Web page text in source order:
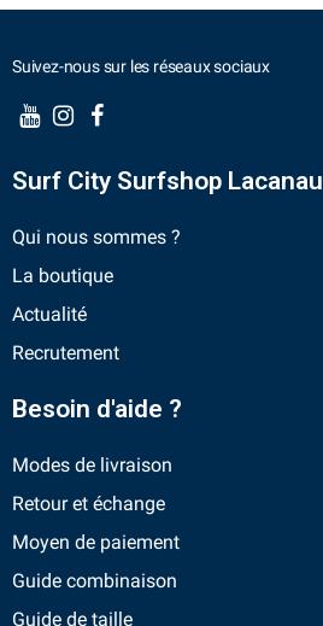
Suivez-nous sur les réseaux sociaux
Surf City Surfshop Lacanau
Qui nous sommes ?
La boutique
Actualité
Recrutement
Besoin d'aide ?
Modes de livraison
Retour et échange
Moyen de paiement
Guide combinaison
Guide de taille